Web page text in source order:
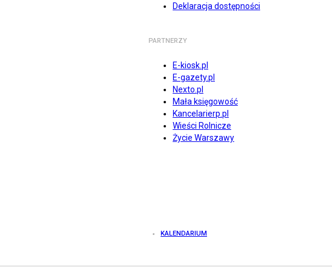
Deklaracja dostępności
PARTNERZY
E-kiosk.pl
E-gazety.pl
Nexto.pl
Mała księgowość
Kancelarierp.pl
Wieści Rolnicze
Życie Warszawy
KALENDARIUM